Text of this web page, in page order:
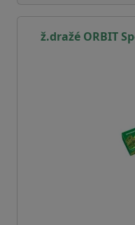
ž.dražé ORBIT